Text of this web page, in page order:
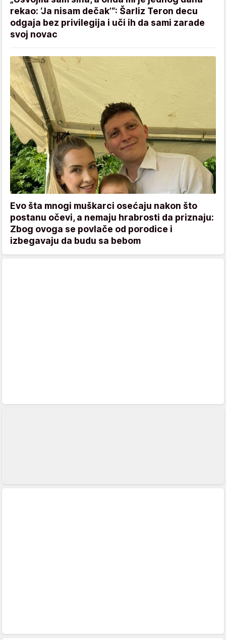
rekao: ‘Ja nisam dečak’“: Šarliz Teron decu
odgaja bez privilegija i uči ih da sami zarade
svoj novac
Evo šta mnogi muškarci osećaju nakon što
postanu očevi, a nemaju hrabrosti da priznaju:
Zbog ovoga se povlače od porodice i
izbegavaju da budu sa bebom